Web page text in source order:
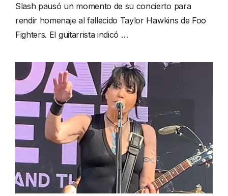
Slash pausó un momento de su concierto para
rendir homenaje al fallecido Taylor Hawkins de Foo
Fighters. El guitarrista indicó …